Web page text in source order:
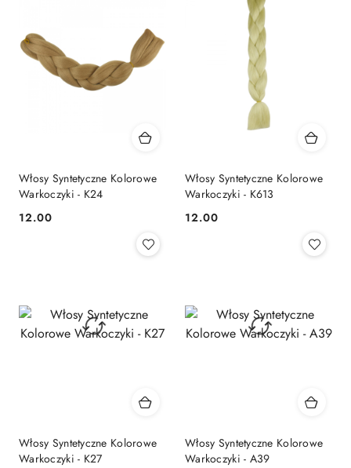
Włosy Syntetyczne Kolorowe
Warkoczyki - K24
Cena:
12.00
Włosy Syntetyczne Kolorowe
Warkoczyki - K613
Cena:
12.00
Włosy Syntetyczne Kolorowe
Warkoczyki - K27
Włosy Syntetyczne Kolorowe
Warkoczyki - A39